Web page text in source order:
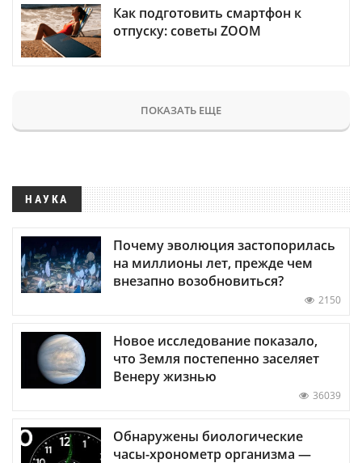
Как подготовить смартфон к
отпуску: советы ZOOM
ПОКАЗАТЬ ЕЩЕ
НАУКА
Почему эволюция застопорилась
на миллионы лет, прежде чем
внезапно возобновиться?
2150
Новое исследование показало,
что Земля постепенно заселяет
Венеру жизнью
36039
Обнаружены биологические
часы-хронометр организма —